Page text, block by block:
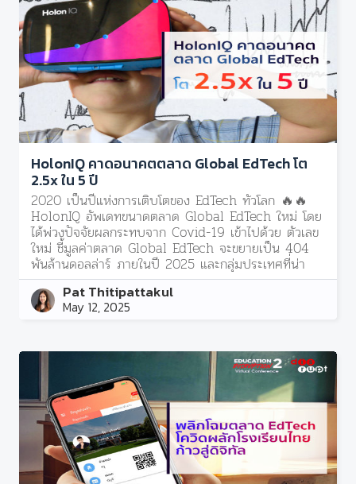
HolonIQ คาดอนาคตตลาด Global EdTech โต
2.5x ใน 5 ปี
2020 เป็นปีแห่งการเติบโตของ EdTech ทั่วโลก 🔥🔥
HolonIQ อัพเดทขนาดตลาด Global EdTech ใหม่ โดย
ได้พ่วงปัจจัยผลกระทบจาก Covid-19 เข้าไปด้วย ตัวเลข
ใหม่ ชี้มูลค่าตลาด Global EdTech จะขยายเป็น 404
พันล้านดอลล่าร์ ภายในปี 2025 และกลุ่มประเทศที่น่า
จับตามอง ได้แก่ เอเชีย ละตินอเมริกา และแอฟริกา
Pat Thitipattakul
May 12, 2025